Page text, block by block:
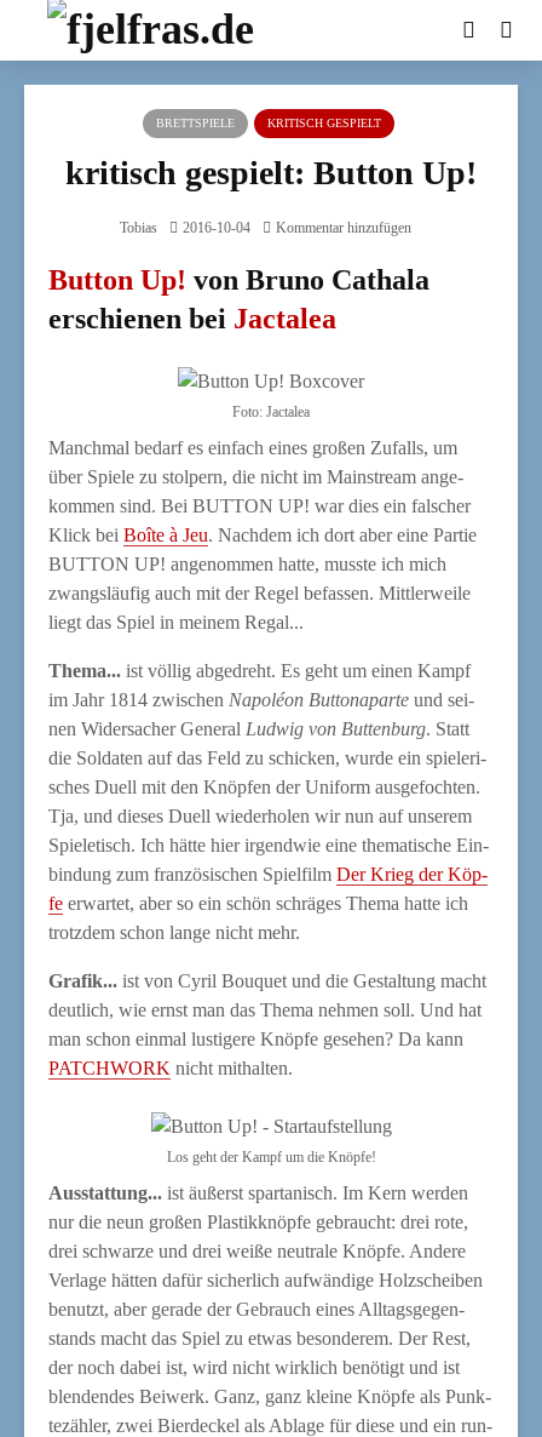
BRETTSPIELE KRITISCH GESPIELT
kritisch gespielt: Button Up!
Tobias 2016-10-04 Kommentar hinzufügen
Button Up! von Bruno Cathala
erschienen bei Jactalea
Foto: Jac­ta­lea
Manch­mal bedarf es ein­fach eines gro­ßen Zufalls, um
über Spie­le zu stol­pern, die nicht im Main­stream ange­
kom­men sind. Bei BUTTON UP! war dies ein fal­scher
Klick bei Boî­te à Jeu. Nach­dem ich dort aber eine Par­tie
BUTTON UP! ange­nom­men hat­te, muss­te ich mich
zwangs­läu­fig auch mit der Regel befas­sen. Mitt­ler­wei­le
liegt das Spiel in mei­nem Regal...
The­ma... ist völ­lig abge­dreht. Es geht um einen Kampf
im Jahr 1814 zwi­schen Napo­lé­on But­tona­par­te und sei­
nen Wider­sa­cher Gene­ral Lud­wig von But­ten­burg. Statt
die Sol­da­ten auf das Feld zu schi­cken, wur­de ein spie­le­ri­
sches Duell mit den Knöp­fen der Uni­form aus­ge­foch­ten.
Tja, und die­ses Duell wie­der­ho­len wir nun auf unse­rem
Spie­le­tisch. Ich hät­te hier irgend­wie eine the­ma­ti­sche Ein­
bin­dung zum fran­zö­si­schen Spiel­film Der Krieg der Köp­
fe erwar­tet, aber so ein schön schrä­ges The­ma hat­te ich
trotz­dem schon lan­ge nicht mehr.
Gra­fik... ist von Cyril Bou­quet und die Gestal­tung macht
deut­lich, wie ernst man das The­ma neh­men soll. Und hat
man schon ein­mal lus­ti­ge­re Knöp­fe gese­hen? Da kann
PATCHWORK nicht mithalten.
Los geht der Kampf um die Knöpfe!
Aus­stat­tung... ist äußerst spar­ta­nisch. Im Kern wer­den
nur die neun gro­ßen Plas­tik­knöp­fe gebraucht: drei rote,
drei schwar­ze und drei wei­ße neu­tra­le Knöp­fe. Ande­re
Ver­la­ge hät­ten dafür sicher­lich auf­wän­di­ge Holz­schei­ben
benutzt, aber gera­de der Gebrauch eines All­tags­ge­gen­
stands macht das Spiel zu etwas beson­de­rem. Der Rest,
der noch dabei ist, wird nicht wirk­lich benö­tigt und ist
blen­den­des Bei­werk. Ganz, ganz klei­ne Knöp­fe als Punk­
te­zäh­ler, zwei Bier­de­ckel als Abla­ge für die­se und ein run­